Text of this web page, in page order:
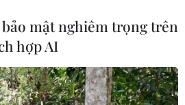
giao thông mới trên
mật nghiêm trọng trên
hợp AI